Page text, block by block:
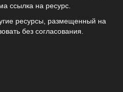
ссылка на ресурс.
ресурсы, размещенный на
без согласования.